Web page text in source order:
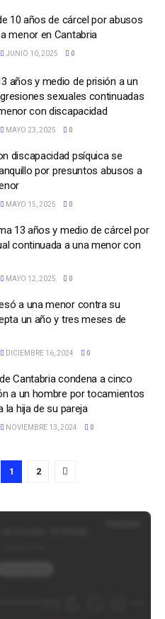
10 años de cárcel por abusos
menor en Cantabria
JUNIO 10, 2025 0
años y medio de prisión a un
sexuales continuadas
con discapacidad
MAYO 23, 2025 0
discapacidad psíquica se
por presuntos abusos a
MAYO 15, 2025 0
13 años y medio de cárcel por
continuada a una menor con
MAYO 12, 2025 0
a una menor contra su
un año y tres meses de
DICIEMBRE 16, 2024 0
Cantabria condena a cinco
a un hombre por tocamientos
la hija de su pareja
NOVIEMBRE 13, 2024 0
1 2